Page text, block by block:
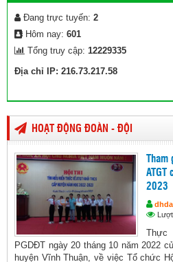
Đang trực tuyến: 2
Hôm nay: 601
Tổng truy cập: 12229335
Địa chỉ IP: 216.73.217.58
HOẠT ĐỘNG ĐOÀN - ĐỘI
ATGT
2023
Thực
PGDĐT ngày 20 tháng 10 năm 2022
huyện Vĩnh Thuận, về việc Tổ chức